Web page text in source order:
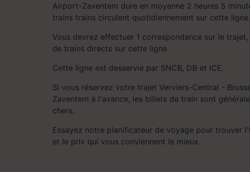
Airport-Zaventem dure en moyenne 2 heures 5
trains trains circulent quotidiennement sur cette ligne.
Vous devrez effectuer 1 correspondance sur le
de trains directs sur cette ligne.
Cette ligne est desservie par SNCB, DB et ICE.
Si vous réservez votre trajet Verviers-Central -
Zaventem à l'avance, les billets de train sont
chers.
Essayez notre planificateur de voyage pour trouver
et le prix qui vous conviennent le mieux.